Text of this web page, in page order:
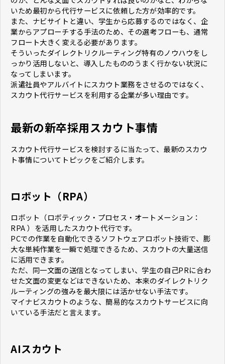
いため最初から代行サービスに依頼した方が効率的です。
また、ナビサイトと違い、学生から応募するのではなく、企
業からアプローチする手法のため、その選考フローも、通常
フロート大きく変える必要があります。
そういったダイレクトリクルーティング特有のノウハウをし
っかり活用しないと、導入したもののうまく行かない状況に
なってしまいます。
派遣社員やアルバイトにスカウト業務をさせるのではなく、
スカウト代行サービスを利用する企業が多い理由です。
最新の新卒採用スカウト事情
スカウト代行サービスを検討するに当たって、最新のスカウ
ト事情についてトピックをご紹介します。
ロボット（RPA）
ロボット（ロボティック・プロセス・オートメーション：
RPA ）を活用したスカウト代行です。
PCでの作業を自動化できるソフトウェアロボット技術で、膨
大な単純作業を一瞬で処理できるため、スカウトの大量送信
に活用できます。
ただ、同一文面の送信となってしまい、学生の自己PRに合わ
せた文面の変更などはできないため、本来のダイレクトリク
ルーティングの強みを最大限には活かせない手法です。
マイナビスカウトのような、簡易的なスカウトサービスに向
いている手法だと言えます。
AIスカウト